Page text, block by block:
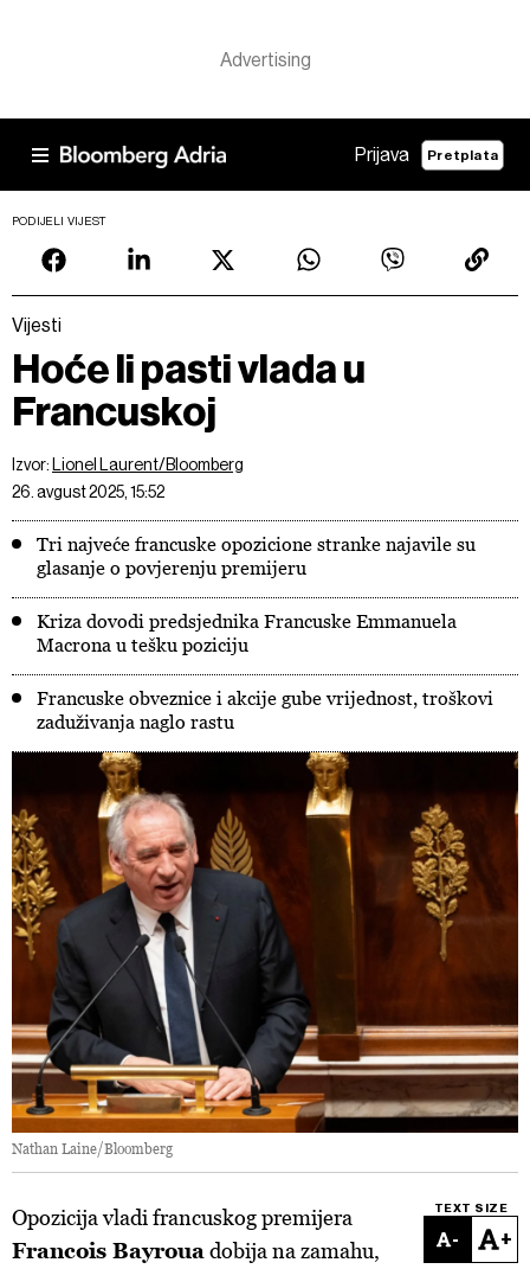
Prijava Pretplata
PODIJELI VIJEST
Vijesti
Hoće li pasti vlada u
Francuskoj
Izvor:
Lionel Laurent/Bloomberg
26. avgust 2025, 15:52
Tri najveće francuske opozicione stranke najavile su
glasanje o povjerenju premijeru
Kriza dovodi predsjednika Francuske Emmanuela
Macrona u tešku poziciju
Francuske obveznice i akcije gube vrijednost, troškovi
zaduživanja naglo rastu
Nathan Laine/Bloomberg
TEXT SIZE
- +
Opozicija vladi francuskog premijera
Francois Bayroua dobija na zamahu,